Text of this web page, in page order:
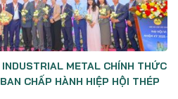
METAL CHÍNH THỨC
CHẤP HÀNH HIỆP HỘI THÉP